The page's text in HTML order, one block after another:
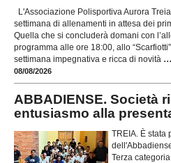
L'Associazione Polisportiva Aurora
settimana di allenamenti in attesa dei
Quella che si concluderà domani con
programma alle ore 18:00, allo
settimana impegnativa e ricca di novità ...
08/08/2026
ABBADIENSE. Società
entusiasmo alla
TREIA. È stata
Terza